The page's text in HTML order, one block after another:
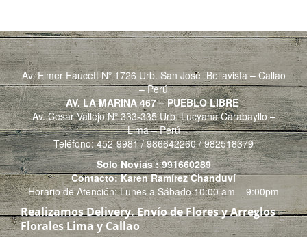
Av. Elmer Faucett Nº 1726 Urb. San José Bellavista – Callao
– Perú
AV. LA MARINA 467 – PUEBLO LIBRE
Av. Cesar Vallejo Nº 333-335 Urb. Lucyana Carabayllo –
Lima – Perú
Teléfono: 452-9981 / 986642260 / 982518379
Solo Novias : 991660289
Contacto: Karen Ramírez Chanduví
Horario de Atención: Lunes a Sábado 10:00 am – 9:00pm
Realizamos Delivery.Envío de Flores y Arreglos
Florales Lima y Callao